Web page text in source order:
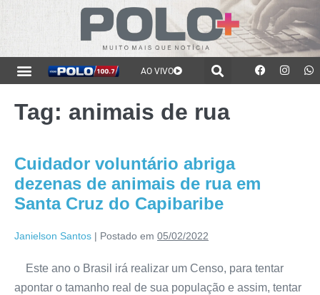
AO VIVO
Tag: animais de rua
Cuidador voluntário abriga
dezenas de animais de rua em
Santa Cruz do Capibaribe
Janielson Santos | Postado em 05/02/2022
Este ano o Brasil irá realizar um Censo, para tentar
apontar o tamanho real de sua população e assim, tentar